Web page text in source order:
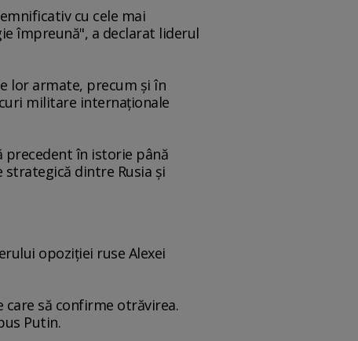
cu cele mai
împreună", a declarat liderul
lor armate, precum şi în
militare internaţionale
precedent în istorie până
strategică dintre Rusia şi
opoziţiei ruse Alexei
să confirme otrăvirea.
Putin.